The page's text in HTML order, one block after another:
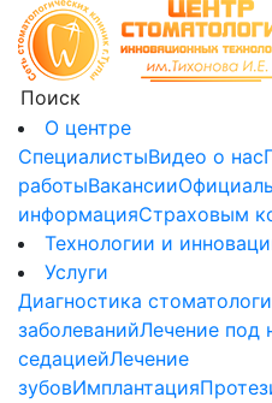
О центре
СпециалистыВидео о нас
работыВакансии
информацияСтраховым
Технологии и
Услуги
Диагностика
заболеванийЛечение под
седациейЛечение
зубовИмплантация